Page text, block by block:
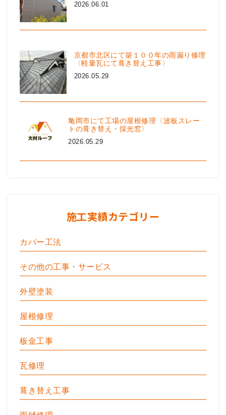
2026.06.01
京都市北区にて築１００年の雨漏り修理
〈軽量瓦にて葺き替え工事〉
2026.05.29
亀岡市にて工場の屋根修理〈波板スレー
トの葺き替え・採光窓〉
2026.05.29
施工実績カテゴリー
カバー工法
その他の工事・サービス
外壁塗装
屋根修理
板金工事
瓦修理
葺き替え工事